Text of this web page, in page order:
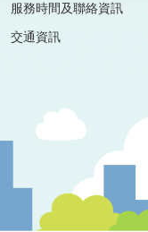
服務時間及聯絡資訊
交通資訊